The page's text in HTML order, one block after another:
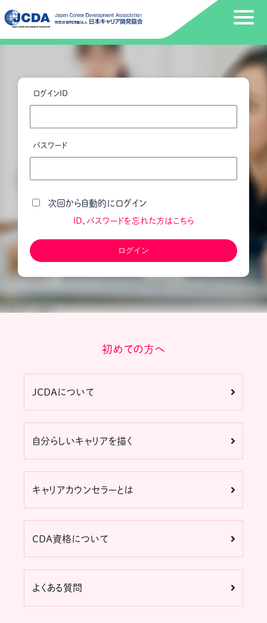
ログインID
パスワード
次回から自動的にログイン
ID、パスワードを忘れた方はこちら
初めての方へ
JCDAについて
自分らしいキャリアを描く
キャリアカウンセラーとは
CDA資格について
よくある質問